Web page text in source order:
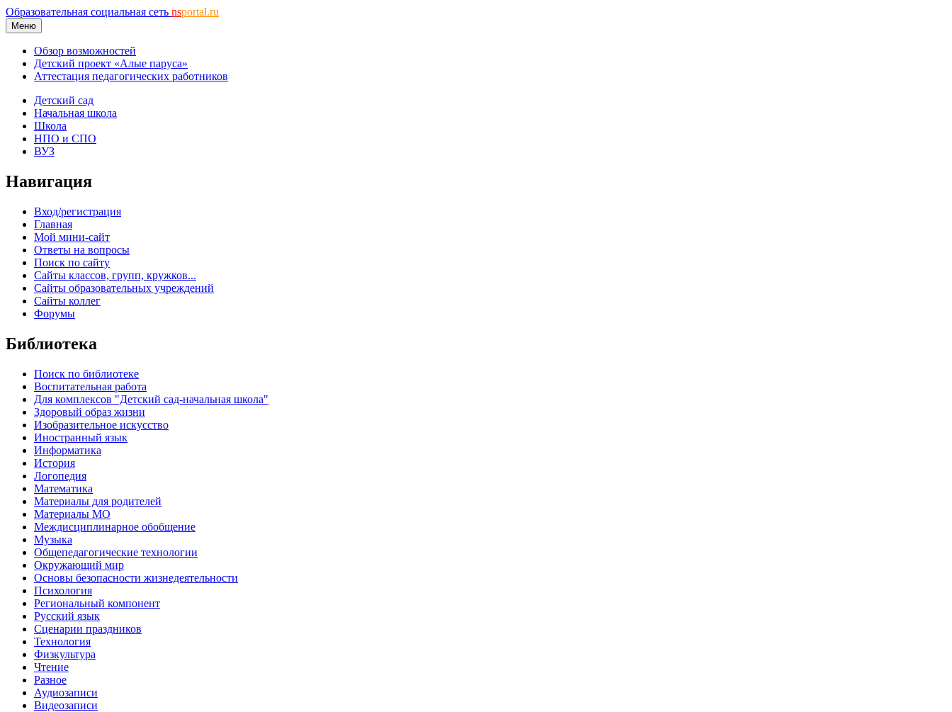
Образовательная социальная сеть nsportal.ru
Меню
Обзор возможностей
Детский проект «Алые паруса»
Аттестация педагогических работников
Детский сад
Начальная школа
Школа
НПО и СПО
ВУЗ
Навигация
Вход/регистрация
Главная
Мой мини-сайт
Ответы на вопросы
Поиск по сайту
Сайты классов, групп, кружков...
Сайты образовательных учреждений
Сайты коллег
Форумы
Библиотека
Поиск по библиотеке
Воспитательная работа
Для комплексов "Детский сад-начальная школа"
Здоровый образ жизни
Изобразительное искусство
Иностранный язык
Информатика
История
Логопедия
Математика
Материалы для родителей
Материалы МО
Междисциплинарное обобщение
Музыка
Общепедагогические технологии
Окружающий мир
Основы безопасности жизнедеятельности
Психология
Региональный компонент
Русский язык
Сценарии праздников
Технология
Физкультура
Чтение
Разное
Аудиозаписи
Видеозаписи